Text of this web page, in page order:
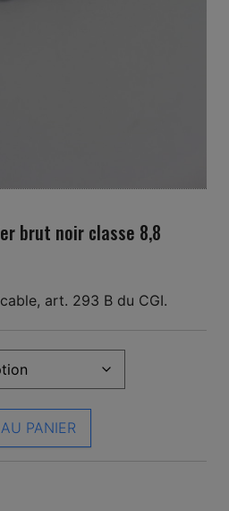
brut noir classe 8,8
art. 293 B du CGI.
x 30 Acier brut noir classe
PANIER